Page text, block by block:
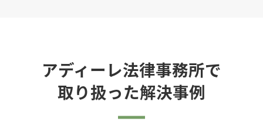
アディーレ法律事務所で
取り扱った解決事例